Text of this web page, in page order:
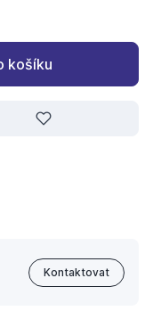
košíku
Kontaktovat